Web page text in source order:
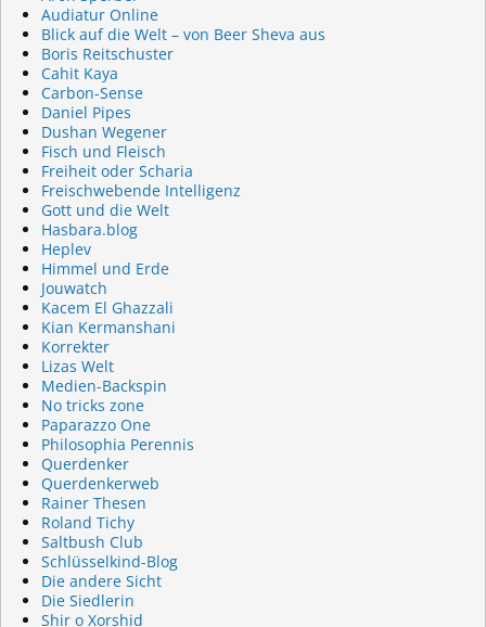
Audiatur Online
Blick auf die Welt – von Beer Sheva aus
Boris Reitschuster
Cahit Kaya
Carbon-Sense
Daniel Pipes
Dushan Wegener
Fisch und Fleisch
Freiheit oder Scharia
Freischwebende Intelligenz
Gott und die Welt
Hasbara.blog
Heplev
Himmel und Erde
Jouwatch
Kacem El Ghazzali
Kian Kermanshani
Korrekter
Lizas Welt
Medien-Backspin
No tricks zone
Paparazzo One
Philosophia Perennis
Querdenker
Querdenkerweb
Rainer Thesen
Roland Tichy
Saltbush Club
Schlüsselkind-Blog
Die andere Sicht
Die Siedlerin
Shir o Xorshid